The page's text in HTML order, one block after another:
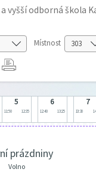
vyšší odborná škola
Místnost
5
11:50 12:35
6
12:40 13:25
7
13:30
prázdniny
Volno